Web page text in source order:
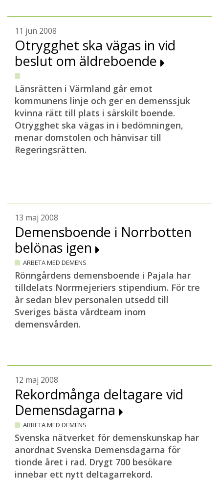
11 jun 2008
Otrygghet ska vägas in vid
beslut om äldreboende
Länsrätten i Värmland går emot
kommunens linje och ger en demenssjuk
kvinna rätt till plats i särskilt boende.
Otrygghet ska vägas in i bedömningen,
menar domstolen och hänvisar till
Regeringsrätten.
13 maj 2008
Demensboende i Norrbotten
belönas igen
ARBETA MED DEMENS
Rönngårdens demensboende i Pajala har
tilldelats Norrmejeriers stipendium. För tre
år sedan blev personalen utsedd till
Sveriges bästa vårdteam inom
demensvården.
12 maj 2008
Rekordmånga deltagare vid
Demensdagarna
ARBETA MED DEMENS
Svenska nätverket för demenskunskap har
anordnat Svenska Demensdagarna för
tionde året i rad. Drygt 700 besökare
innebar ett nytt deltagarrekord.